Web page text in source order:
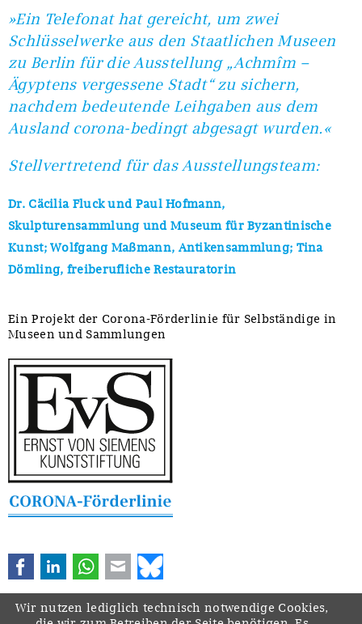
»Ein Telefonat hat gereicht, um zwei
Schlüsselwerke aus den Staatlichen Museen
zu Berlin für die Ausstellung „Achmîm –
Ägyptens vergessene Stadt“ zu sichern,
nachdem bedeutende Leihgaben aus dem
Ausland corona-bedingt abgesagt wurden.«
Stellvertretend für das Ausstellungsteam:
Dr. Cäcilia Fluck und Paul Hofmann,
Skulpturensammlung und Museum für Byzantinische
Kunst; Wolfgang Maßmann, Antikensammlung; Tina
Dömling, freiberufliche Restauratorin
Ein Projekt der Corona-Förderlinie für Selbständige in
Museen und Sammlungen
FacebookLinkedInWhatsApp
E-mail
Wir nutzen lediglich technisch notwendige Cookies,